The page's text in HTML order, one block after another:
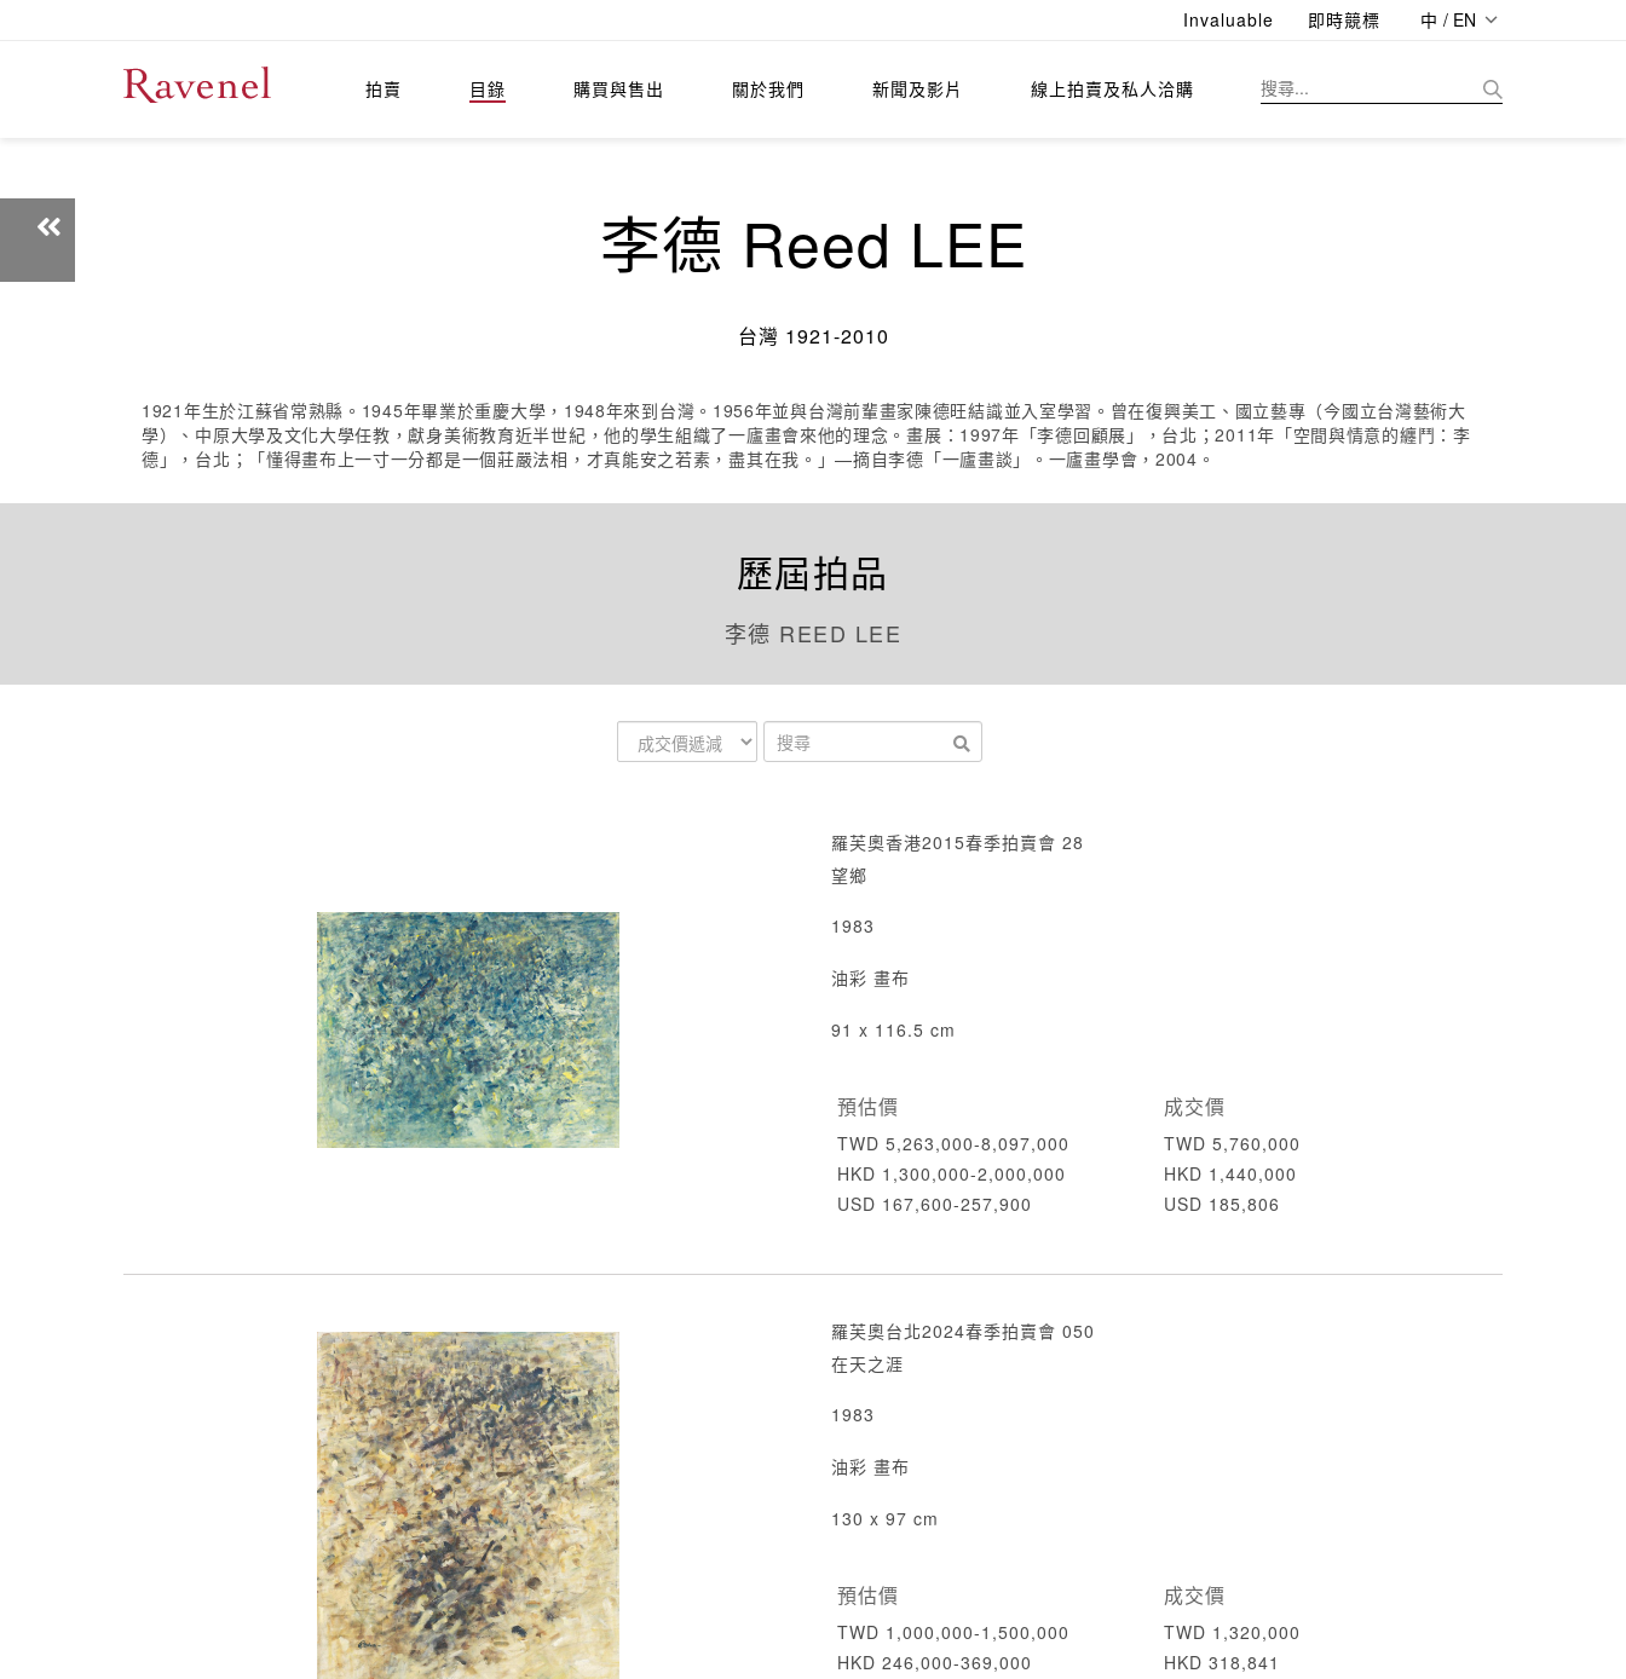
Invaluable 即時競標 中 / EN
拍賣 目錄 購買與售出 關於我們 新聞及影片 線上拍賣及私人洽購
李德 Reed LEE
台灣 1921-2010
1921年生於江蘇省常熟縣。1945年畢業於重慶大學，1948年來到台灣。1956年並與台灣前輩畫家陳德旺結識並入室學習。曾在復興美工、國立藝專（今國立台灣藝術大
學）、中原大學及文化大學任教，獻身美術教育近半世紀，他的學生組織了一廬畫會來他的理念。畫展：1997年「李德回顧展」，台北；2011年「空間與情意的纏鬥：李
德」，台北；「懂得畫布上一寸一分都是一個莊嚴法相，才真能安之若素，盡其在我。」—摘自李德「一廬畫談」。一廬畫學會，2004。
歷屆拍品
李德 REED LEE
羅芙奧香港2015春季拍賣會 28
望鄉
1983
油彩 畫布
91 x 116.5 cm
預估價
TWD 5,263,000-8,097,000
HKD 1,300,000-2,000,000
USD 167,600-257,900
成交價
TWD 5,760,000
HKD 1,440,000
USD 185,806
羅芙奧台北2024春季拍賣會 050
在天之涯
1983
油彩 畫布
130 x 97 cm
預估價
TWD 1,000,000-1,500,000
HKD 246,000-369,000
成交價
TWD 1,320,000
HKD 318,841